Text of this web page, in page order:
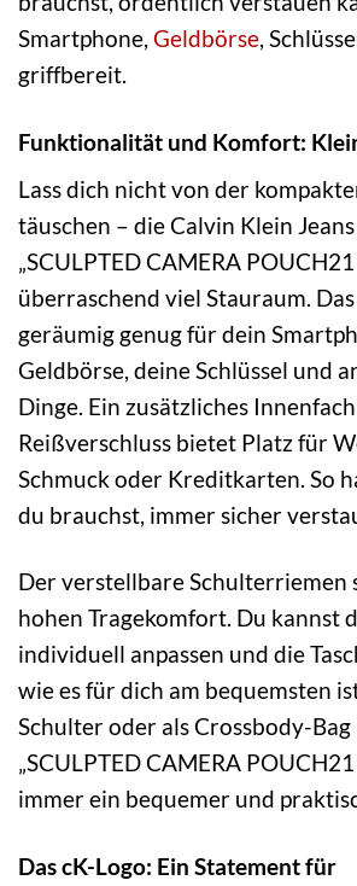
Smartphone, Geldbörse,
griffbereit.
Funktionalität und Komfort:
Lass dich nicht von der
täuschen – die Calvin Klein
„SCULPTED CAMERA
überraschend viel Stauraum.
geräumig genug für dein
Geldbörse, deine Schlüssel und
Dinge. Ein zusätzliches
Reißverschluss bietet Platz für
Schmuck oder Kreditkarten. So
du brauchst, immer sicher
Der verstellbare Schulterriemen
hohen Tragekomfort. Du kannst
individuell anpassen und die
wie es für dich am bequemsten
Schulter oder als Crossbody-Bag
„SCULPTED CAMERA
immer ein bequemer und
Das cK-Logo: Ein Statement für